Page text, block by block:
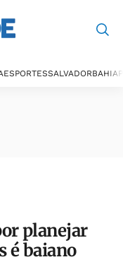
ESPORTESSALVADORBAHIA
planejar
é baiano